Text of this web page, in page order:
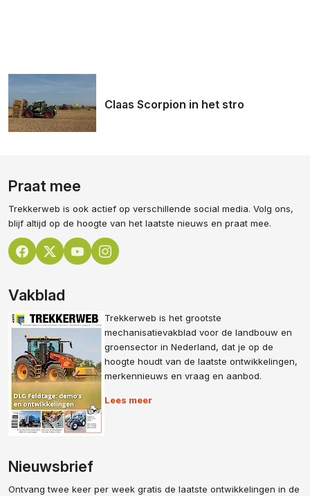
Claas Scorpion in het stro
Praat mee
Trekkerweb is ook actief op verschillende social media. Volg ons,
blijf altijd op de hoogte van het laatste nieuws en praat mee.
Vakblad
Trekkerweb is het grootste
mechanisatievakblad voor de landbouw en
groensector in Nederland, dat je op de
hoogte houdt van de laatste ontwikkelingen,
merkennieuws en vraag en aanbod.
Lees meer
Nieuwsbrief
Ontvang twee keer per week gratis de laatste ontwikkelingen in de